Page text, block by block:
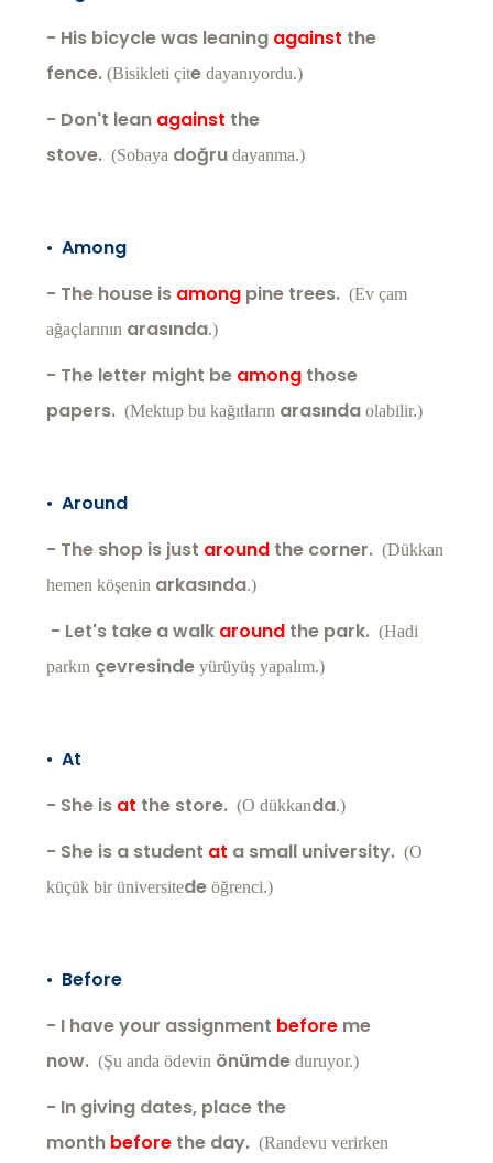
- His bicycle was leaning against the
fence. (Bisikleti çite dayanıyordu.)
- Don't lean against the
stove. (Sobaya doğru dayanma.)
• Among
- The house is among pine trees. (Ev çam
ağaçlarının arasında.)
- The letter might be among those
papers. (Mektup bu kağıtların arasında olabilir.)
• Around
- The shop is just around the corner. (Dükkan
hemen köşenin arkasında.)
- Let's take a walk around the park. (Hadi
parkın çevresinde yürüyüş yapalım.)
• At
- She is at the store. (O dükkanda.)
- She is a student at a small university. (O
küçük bir üniversitede öğrenci.)
• Before
- I have your assignment before me
now. (Şu anda ödevin önümde duruyor.)
- In giving dates, place the
month before the day. (Randevu verirken